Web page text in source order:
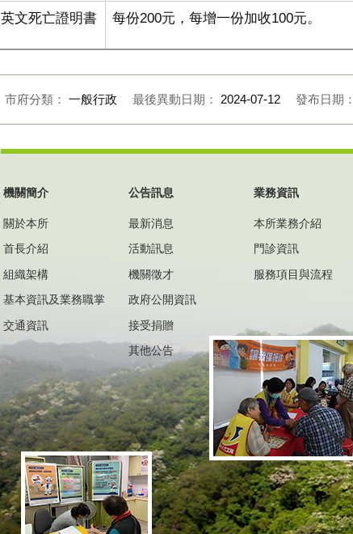
英文死亡證明書 每份200元，每增一份加收100元。
市府分類： 一般行政 最後異動日期： 2024-07-12 發布日期：
機關簡介
關於本所
首長介紹
組織架構
基本資訊及業務職掌
交通資訊
公告訊息
最新消息
活動訊息
機關徵才
政府公開資訊
接受捐贈
其他公告
業務資訊
本所業務介紹
門診資訊
服務項目與流程